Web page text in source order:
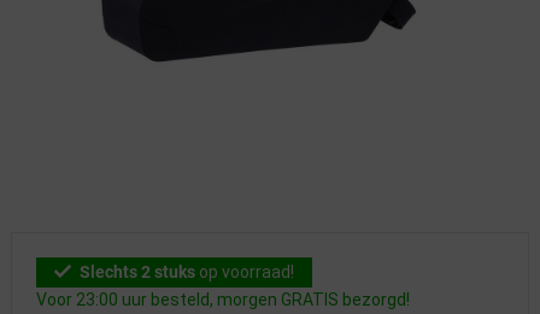
Slechts 2 stuks op voorraad!
Voor 23:00 uur besteld, morgen GRATIS bezorgd!